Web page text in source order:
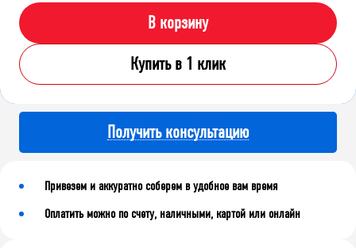
В корзину
Купить в 1 клик
Получить консультацию
Привезем и аккуратно соберем в удобное вам время
Оплатить можно по счету, наличными, картой или онлайн